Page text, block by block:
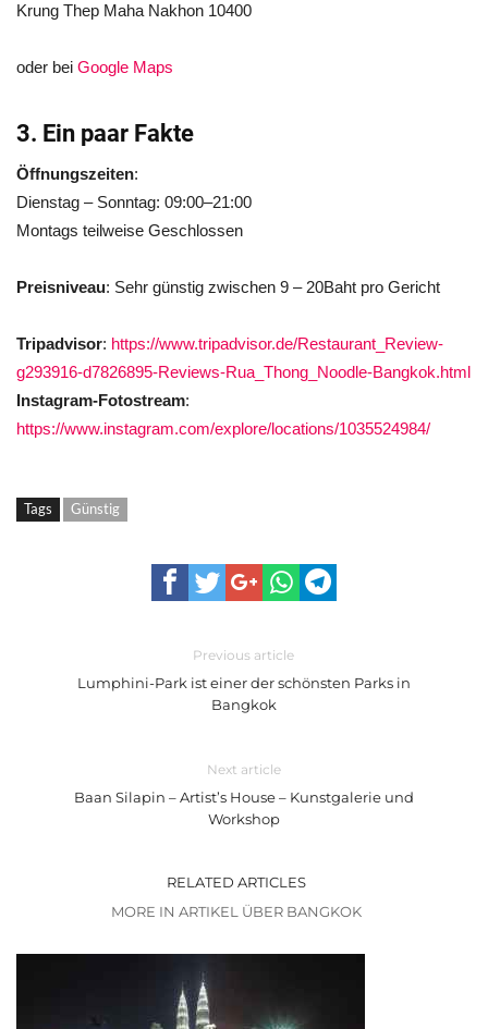
Krung Thep Maha Nakhon 10400
oder bei Google Maps
3. Ein paar Fakte
Öffnungszeiten:
Dienstag – Sonntag: 09:00–21:00
Montags teilweise Geschlossen
Preisniveau: Sehr günstig zwischen 9 – 20Baht pro Gericht
Tripadvisor: https://www.tripadvisor.de/Restaurant_Review-
g293916-d7826895-Reviews-Rua_Thong_Noodle-Bangkok.html
Instagram-Fotostream:
https://www.instagram.com/explore/locations/1035524984/
Tags Günstig
Previous article
Lumphini-Park ist einer der schönsten Parks in
Bangkok
Next article
Baan Silapin – Artist’s House – Kunstgalerie und
Workshop
RELATED ARTICLES
MORE IN ARTIKEL ÜBER BANGKOK